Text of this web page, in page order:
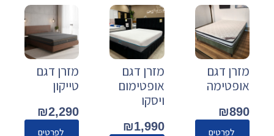
מזרן דגם
אופטימה
₪890
לפרטים
מזרן דגם
אופטימום
ויסקו
₪1,990
מזרן דגם
טייקון
₪2,290
לפרטים